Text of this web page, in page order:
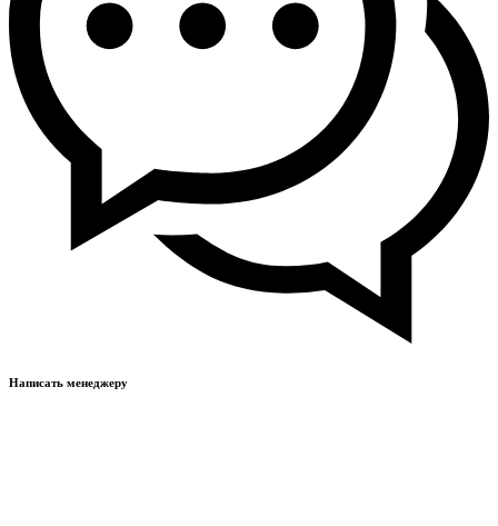
Написать менеджеру